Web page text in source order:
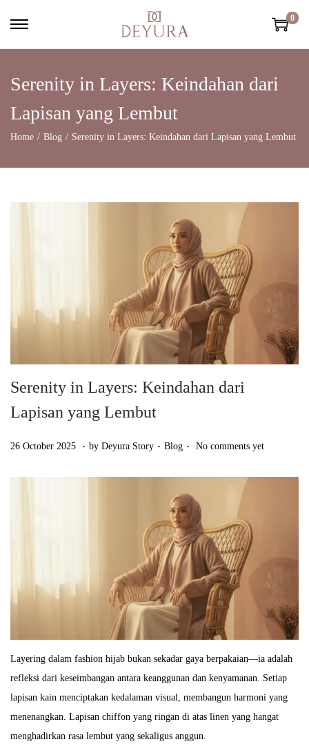
0
Serenity in Layers: Keindahan dari
Lapisan yang Lembut
Home / Blog / Serenity in Layers: Keindahan dari Lapisan yang Lembut
Serenity in Layers: Keindahan dari
Lapisan yang Lembut
Posted on
26 October 2025
2
0
2
5
. by Deyura Story . Posted in
Blog . No comments yet
Layering dalam fashion hijab bukan sekadar gaya berpakaian—ia adalah
refleksi dari keseimbangan antara keanggunan dan kenyamanan. Setiap
lapisan kain menciptakan kedalaman visual, membangun harmoni yang
menenangkan. Lapisan chiffon yang ringan di atas linen yang hangat
menghadirkan rasa lembut yang sekaligus anggun.